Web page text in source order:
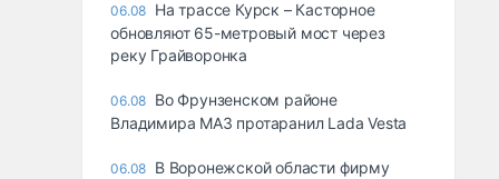
06.08 На трассе Курск – Касторное
обновляют 65-метровый мост через
реку Грайворонка
06.08 Во Фрунзенском районе
Владимира МАЗ протаранил Lada Vesta
06.08 В Воронежской области фирму